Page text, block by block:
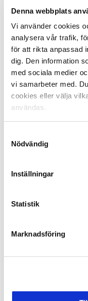
Denna webbplats
Vi använder cookies
analysera vår trafik,
för att rikta anpassad
dig. Den information
med sociala medier
vi samarbeter med.
cookies eller välja
användas.
Nödvändig
Inställningar
Statistik
Marknadsföring
BoIS spelare Joakim
– Utbildningarna är
matchfixning är inga
på djupet såhär så
informerat tänkande
signaler. Ju fler
verktyg och
säger Joakim Lindner.
till spelansvar
Ansvarig för att
en del av
Unibet. Det är en
matchfixning. Varje
officer i sin
officer har fått en